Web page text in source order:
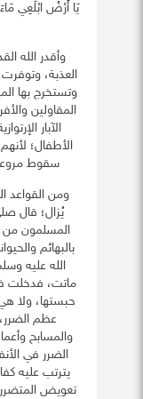
يَا أَرْضُ ابْلَعِي
وأقدر الله
العذبة،
وتستخرج بها
المقاولين
الآبار
الأطفال؛
سقوط
ومن القواعد
يُزال؛ قال
المسلمون من
بالبهائم
الله عليه
ماتت، فدخلت
حبستها، ولا
عظم
والمسابح
الضرر في
يترتب عليه
تعويض